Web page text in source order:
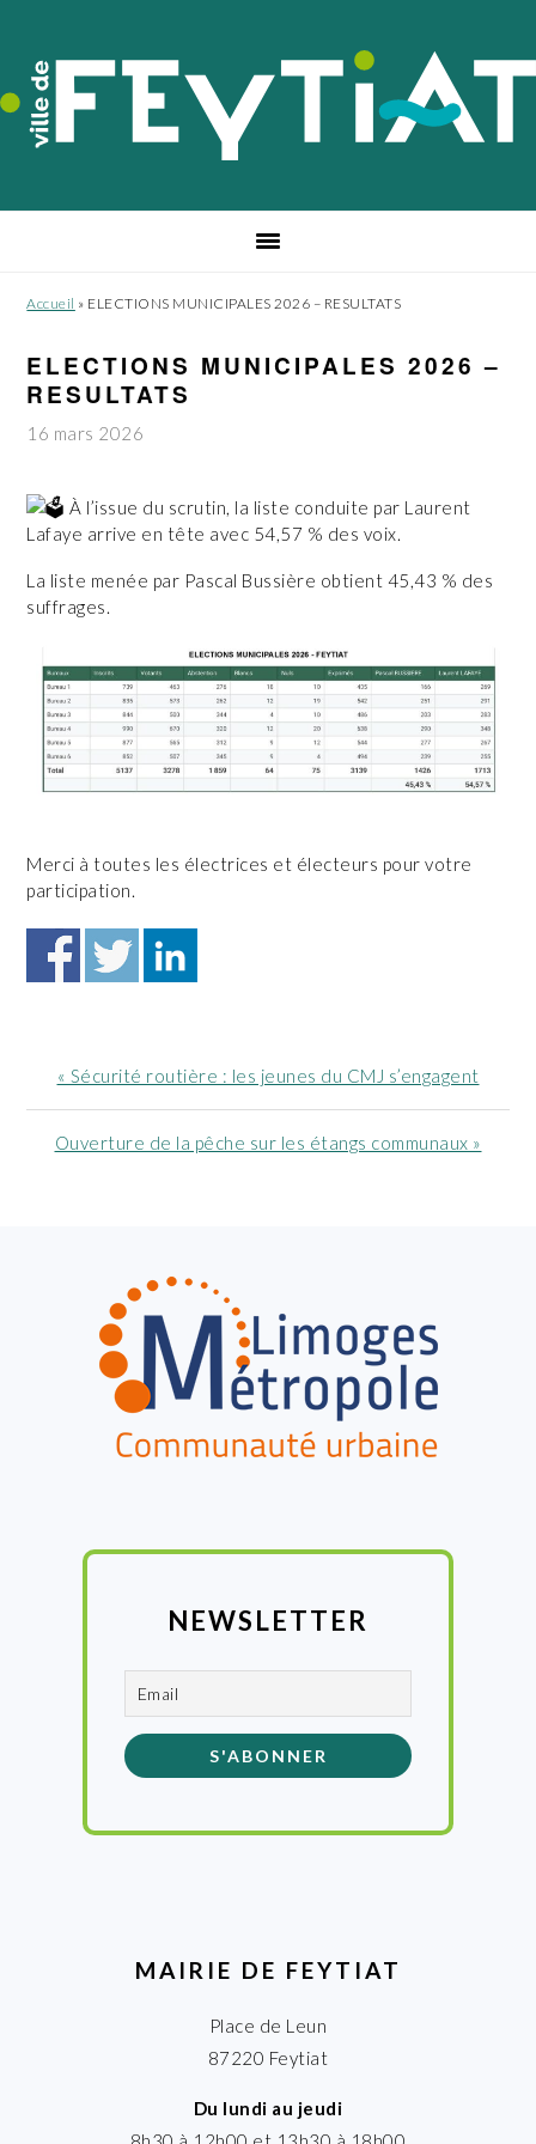
navigation
principale
contenu
principal
pied
de
page
Accueil » ELECTIONS MUNICIPALES 2026 – RESULTATS
ELECTIONS MUNICIPALES 2026 –
RESULTATS
16 mars 2026
À l’issue du scrutin, la liste conduite par Laurent
Lafaye arrive en tête avec 54,57 % des voix.
La liste menée par Pascal Bussière obtient 45,43 % des
suffrages.
Merci à toutes les électrices et électeurs pour votre
participation.
Article
précédent
:
« Sécurité routière : les jeunes du CMJ s’engagent
Article
Ouverture de la pêche sur les étangs communaux »
NEWSLETTER
MAIRIE DE FEYTIAT
Place de Leun
87220 Feytiat
Du lundi au jeudi